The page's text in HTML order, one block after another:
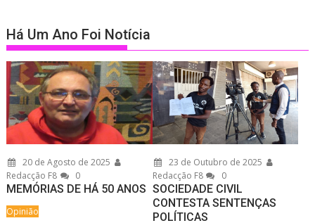
Há Um Ano Foi Notícia
20 de Agosto de 2025
Redacção F8
0
MEMÓRIAS DE HÁ 50 ANOS
Opinião
23 de Outubro de 2025
Redacção F8
0
SOCIEDADE CIVIL
CONTESTA SENTENÇAS
POLÍTICAS